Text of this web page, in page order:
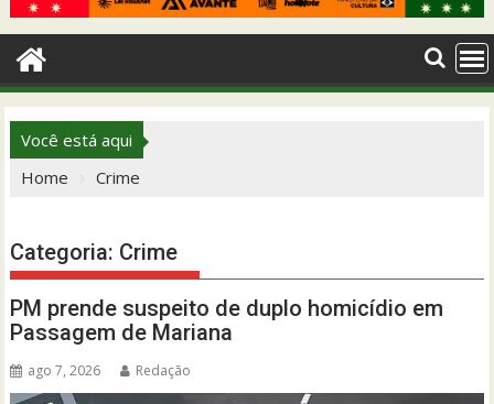
Você está aqui
Home
Crime
Categoria: Crime
PM prende suspeito de duplo homicídio em
Passagem de Mariana
ago 7, 2026 Redação